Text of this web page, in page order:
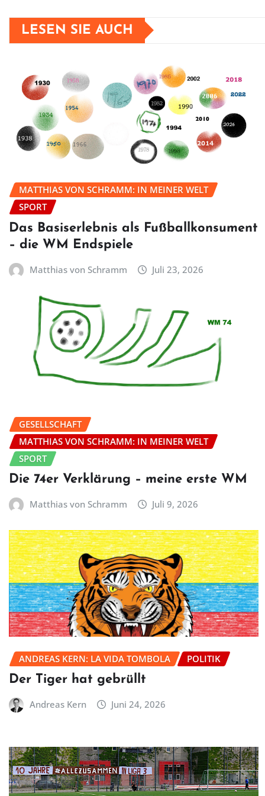
LESEN SIE AUCH
MATTHIAS VON SCHRAMM: IN MEINER WELT
SPORT
Das Basiserlebnis als Fußballkonsument
– die WM Endspiele
Matthias von Schramm Juli 23, 2026
GESELLSCHAFT
MATTHIAS VON SCHRAMM: IN MEINER WELT
SPORT
Die 74er Verklärung – meine erste WM
Matthias von Schramm Juli 9, 2026
ANDREAS KERN: LA VIDA TOMBOLA POLITIK
Der Tiger hat gebrüllt
Andreas Kern Juni 24, 2026